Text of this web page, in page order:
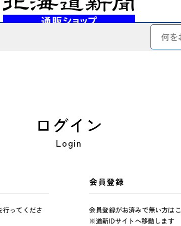
ログイン
Login
ってくださ
会員登録
会員登録がお済みで無い方は
※道新IDサイトへ移動します